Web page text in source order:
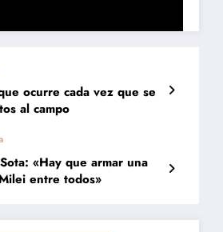
ocurre cada vez que se
al campo
«Hay que armar una
entre todos»